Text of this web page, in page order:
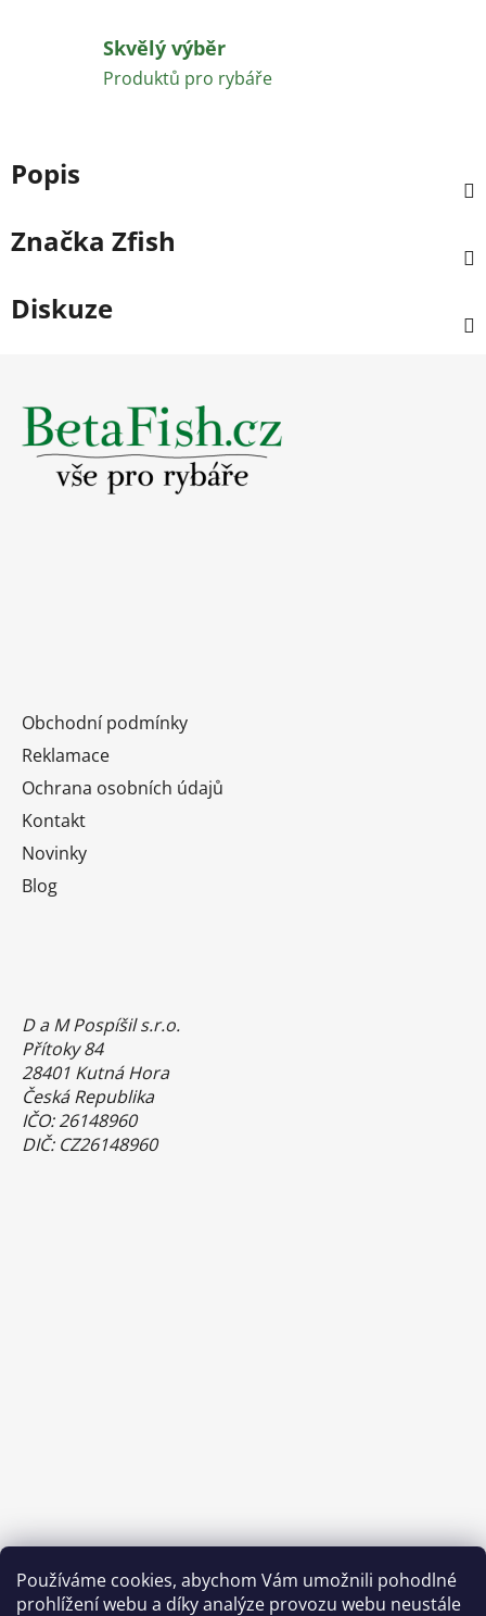
Používáme cookies, abychom Vám umožnili pohodlné
prohlížení webu a díky analýze provozu webu neustále
Skvělý výběr
Produktů pro rybáře
Popis
Značka Zfish
Diskuze
Obchodní podmínky
Reklamace
Ochrana osobních údajů
Kontakt
Novinky
Blog
D a M Pospíšil s.r.o.
Přítoky 84
28401 Kutná Hora
Česká Republika
IČO: 26148960
DIČ: CZ26148960